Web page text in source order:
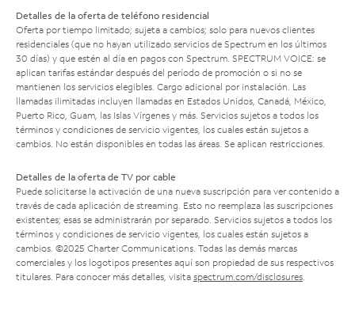
Detalles de la oferta de teléfono residencial
Oferta por tiempo limitado; sujeta a cambios; solo para nuevos clientes
residenciales (que no hayan utilizado servicios de Spectrum en los últimos
30 días) y que estén al día en pagos con Spectrum. SPECTRUM VOICE: se
aplican tarifas estándar después del período de promoción o si no se
mantienen los servicios elegibles. Cargo adicional por instalación. Las
llamadas ilimitadas incluyen llamadas en Estados Unidos, Canadá, México,
Puerto Rico, Guam, las Islas Vírgenes y más. Servicios sujetos a todos los
términos y condiciones de servicio vigentes, los cuales están sujetos a
cambios. No están disponibles en todas las áreas. Se aplican restricciones.
Detalles de la oferta de TV por cable
Puede solicitarse la activación de una nueva suscripción para ver contenido a
través de cada aplicación de streaming. Esto no reemplaza las suscripciones
existentes; esas se administrarán por separado. Servicios sujetos a todos los
términos y condiciones de servicio vigentes, los cuales están sujetos a
cambios. ©2025 Charter Communications. Todas las demás marcas
comerciales y los logotipos presentes aquí son propiedad de sus respectivos
titulares. Para conocer más detalles, visita spectrum.com/disclosures